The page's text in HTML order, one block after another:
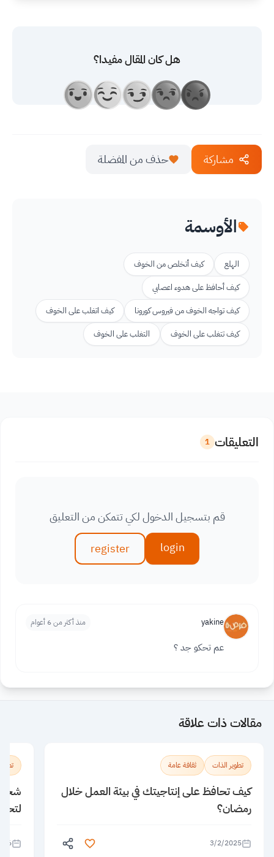
هل كان المقال مفيدا؟
مشاركة حذف من المفضلة
الأوسمة
الهلع
كيف أتخلص من الخوف
كيف أحافظ على هدوء اعصابي
كيف تواجه الخوف من فيروس كورونا
كيف اتغلب على الخوف
كيف تتغلب على الخوف
التغلب على الخوف
التعليقات 1
قم بتسجيل الدخول لكي تتمكن من التعليق
login
register
yakine منذ أكثر من 6 أعوام
عم تحكو جد ؟
مقالات ذات علاقة
تطوير الذات ثقافة عامة
كيف تحافظ على إنتاجيتك في بيئة العمل خلال
رمضان؟
3/2/2025